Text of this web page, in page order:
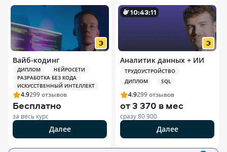
Вайб-кодинг
ДИПЛОМ
НЕЙРОСЕТИ
РАЗРАБОТКА БЕЗ КОДА
ИСКУССТВЕННЫЙ ИНТЕЛЛЕКТ
4.9299отзывов
Бесплатно
за весь курс
Далее
10:43:10
Аналитик данных + ИИ
ТРУДОУСТРОЙСТВО
ДИПЛОМ
SQL
4.9299отзывов
от3 370 в мес
сразу80 900
Далее